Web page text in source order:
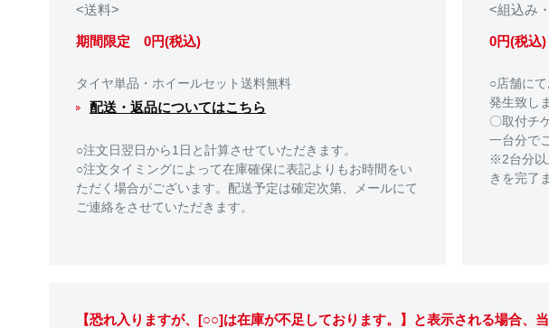
<送料>
期間限定 0円(税込)
タイヤ単品・ホイールセット送料無料
配送・返品についてはこちら
○注文日翌日から1日と計算させていただきます。
○注文タイミングによって在庫確保に表記よりもお時間をい
ただく場合がございます。配送予定は確定次第、メールにて
ご連絡をさせていただきます。
<組込み
0円(税込)
○店舗に
発生致し
〇取付チ
一台分で
※2台分以
きを完了
【恐れ入りますが、[○○]は在庫が不足しております。】と表示される場合、